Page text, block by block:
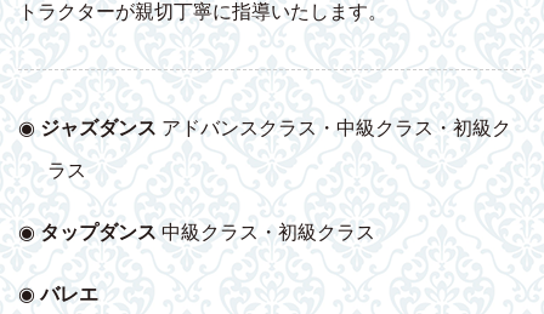
トラクターが親切丁寧に指導いたします。
◉ジャズダンス アドバンスクラス・中級クラス・初級ク
ラス
◉タップダンス 中級クラス・初級クラス
◉バレエ